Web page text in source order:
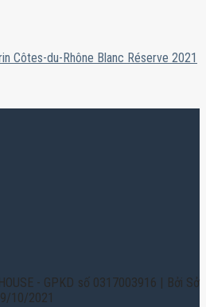
Côtes-du-Rhône Blanc Réserve 2021
- GPKD số 0317003916 | Bởi Sở
10/2021